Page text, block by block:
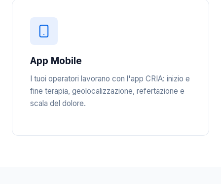
App Mobile
I tuoi operatori lavorano con l'app CRIA: inizio e
fine terapia, geolocalizzazione, refertazione e
scala del dolore.